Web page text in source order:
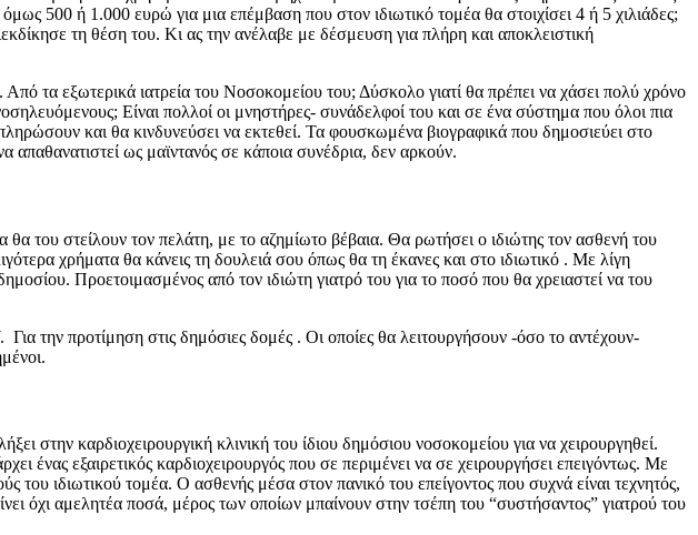
500 ή 1.000 ευρώ για μια επέμβαση που στον ιδιωτικό τομέα θα στοιχίσει 4 ή 5 χιλιάδες;
τη θέση του. Κι ας την ανέλαβε με δέσμευση για πλήρη και αποκλειστική
τα εξωτερικά ιατρεία του Νοσοκομείου του; Δύσκολο γιατί θα πρέπει να χάσει πολύ χρόνο
Είναι πολλοί οι μνηστήρες- συνάδελφοί του και σε ένα σύστημα που όλοι πια
και θα κινδυνεύσει να εκτεθεί. Τα φουσκωμένα βιογραφικά που δημοσιεύει στο
απαθανατιστεί ως μαϊντανός σε κάποια συνέδρια, δεν αρκούν.
θα του στείλουν τον πελάτη, με το αζημίωτο βέβαια. Θα ρωτήσει ο ιδιώτης τον ασθενή του
χρήματα θα κάνεις τη δουλειά σου όπως θα τη έκανες και στο ιδιωτικό . Με λίγη
Προετοιμασμένος από τον ιδιώτη γιατρό του για το ποσό που θα χρειαστεί να του
την προτίμηση στις δημόσιες δομές . Οι οποίες θα λειτουργήσουν -όσο το αντέχουν-
στην καρδιοχειρουργική κλινική του ίδιου δημόσιου νοσοκομείου για να χειρουργηθεί.
ένας εξαιρετικός καρδιοχειρουργός που σε περιμένει να σε χειρουργήσει επειγόντως. Με
ιδιωτικού τομέα. Ο ασθενής μέσα στον πανικό του επείγοντος που συχνά είναι τεχνητός,
όχι αμελητέα ποσά, μέρος των οποίων μπαίνουν στην τσέπη του “συστήσαντος” γιατρού του